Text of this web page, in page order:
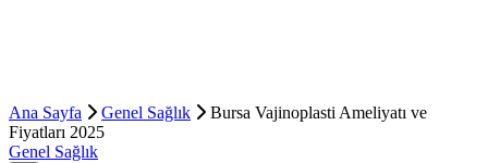
Ana Sayfa Genel Sağlık
Bursa Vajinoplasti Ameliyatı ve
Fiyatları 2025
Genel Sağlık